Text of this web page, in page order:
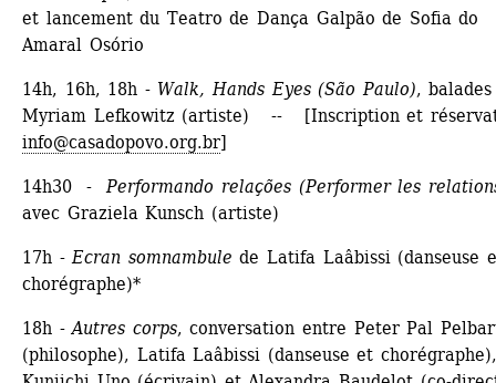
et lancement du Teatro de Dança Galpão de Sofia do
Amaral Osório
14h, 16h, 18h - Walk, Hands Eyes (São Paulo),
Myriam Lefkowitz (artiste) -- [Inscription et
info@casadopovo.org.br]
14h30 - Performando relações (Performer les
avec Graziela Kunsch (artiste)
17h - Ecran somnambule de Latifa Laâbissi (danseuse
chorégraphe)*
18h - Autres corps, conversation entre Peter Pal
(philosophe), Latifa Laâbissi (danseuse et